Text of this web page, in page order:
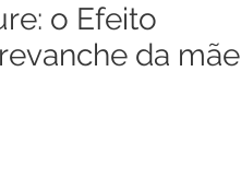
o Efeito
da mãe